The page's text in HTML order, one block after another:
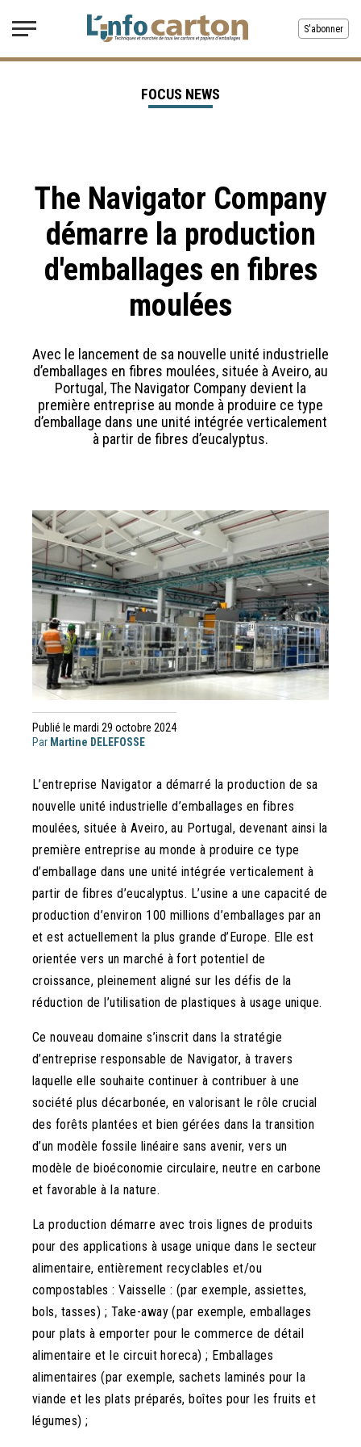
S'abonner
The Navigator Company
démarre la production
d'emballages en fibres
moulées
Avec le lancement de sa nouvelle unité industrielle
d’emballages en fibres moulées, située à Aveiro, au
Portugal, The Navigator Company devient la
première entreprise au monde à produire ce type
d’emballage dans une unité intégrée verticalement
à partir de fibres d’eucalyptus.
FOCUS NEWS
Publié le mardi 29 octobre 2024
Par Martine DELEFOSSE
L’entreprise Navigator a démarré la production de sa
nouvelle unité industrielle d’emballages en fibres
moulées, située à Aveiro, au Portugal, devenant ainsi la
première entreprise au monde à produire ce type
d’emballage dans une unité intégrée verticalement à
partir de fibres d’eucalyptus. L’usine a une capacité de
production d’environ 100 millions d’emballages par an
et est actuellement la plus grande d’Europe. Elle est
orientée vers un marché à fort potentiel de
croissance, pleinement aligné sur les défis de la
réduction de l’utilisation de plastiques à usage unique.
Ce nouveau domaine s’inscrit dans la stratégie
d’entreprise responsable de Navigator, à travers
laquelle elle souhaite continuer à contribuer à une
société plus décarbonée, en valorisant le rôle crucial
des forêts plantées et bien gérées dans la transition
d’un modèle fossile linéaire sans avenir, vers un
modèle de bioéconomie circulaire, neutre en carbone
et favorable à la nature.
La production démarre avec trois lignes de produits
pour des applications à usage unique dans le secteur
alimentaire, entièrement recyclables et/ou
compostables : Vaisselle : (par exemple, assiettes,
bols, tasses) ; Take-away (par exemple, emballages
pour plats à emporter pour le commerce de détail
alimentaire et le circuit horeca) ; Emballages
alimentaires (par exemple, sachets laminés pour la
viande et les plats préparés, boîtes pour les fruits et
légumes) ;